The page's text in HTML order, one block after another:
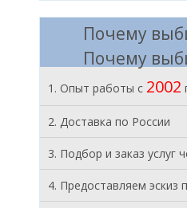
Почему
Почему
1. Опыт работы с 2002
2. Доставка по России
3. Подбор и заказ услуг
4. Предоставляем эскиз